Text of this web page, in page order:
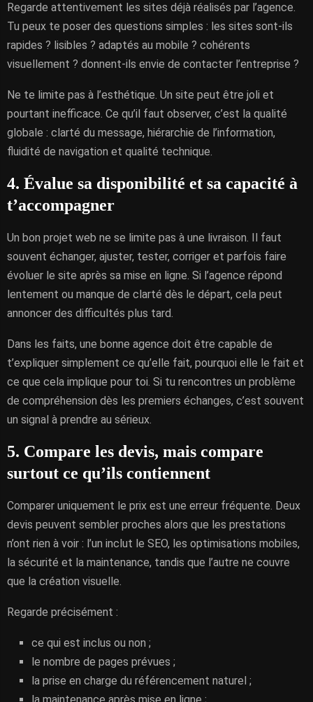
Regarde attentivement les sites déjà réalisés par l’agence.
Tu peux te poser des questions simples : les sites sont-ils
rapides ? lisibles ? adaptés au mobile ? cohérents
visuellement ? donnent-ils envie de contacter l’entreprise ?
Ne te limite pas à l’esthétique. Un site peut être joli et
pourtant inefficace. Ce qu’il faut observer, c’est la qualité
globale : clarté du message, hiérarchie de l’information,
fluidité de navigation et qualité technique.
4. Évalue sa disponibilité et sa capacité à
t’accompagner
Un bon projet web ne se limite pas à une livraison. Il faut
souvent échanger, ajuster, tester, corriger et parfois faire
évoluer le site après sa mise en ligne. Si l’agence répond
lentement ou manque de clarté dès le départ, cela peut
annoncer des difficultés plus tard.
Dans les faits, une bonne agence doit être capable de
t’expliquer simplement ce qu’elle fait, pourquoi elle le fait et
ce que cela implique pour toi. Si tu rencontres un problème
de compréhension dès les premiers échanges, c’est souvent
un signal à prendre au sérieux.
5. Compare les devis, mais compare
surtout ce qu’ils contiennent
Comparer uniquement le prix est une erreur fréquente. Deux
devis peuvent sembler proches alors que les prestations
n’ont rien à voir : l’un inclut le SEO, les optimisations mobiles,
la sécurité et la maintenance, tandis que l’autre ne couvre
que la création visuelle.
Regarde précisément :
ce qui est inclus ou non ;
le nombre de pages prévues ;
la prise en charge du référencement naturel ;